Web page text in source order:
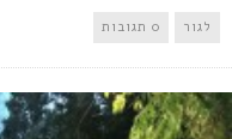
לגור 0 תגובות